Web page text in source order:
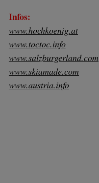
Infos:
www.hochkoenig.at
www.toctoc.info
www.salzburgerland.com
www.skiamade.com
www.austria.info
o
r
: